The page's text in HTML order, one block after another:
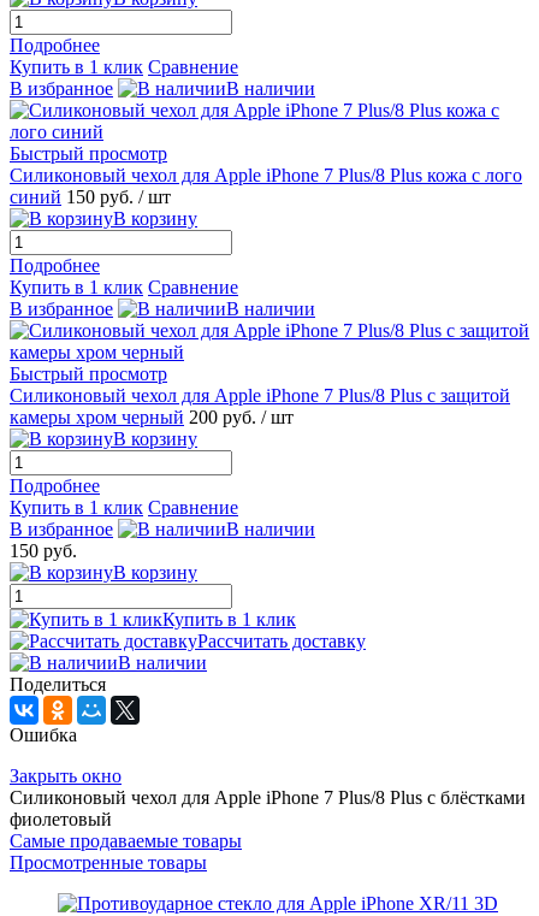
Подробнее
Купить в 1 клик Сравнение
В избранное
В наличии
Быстрый просмотр
Силиконовый чехол для Apple iPhone 7 Plus/8 Plus кожа с лого
синий 150 руб. / шт
В корзину
Подробнее
Купить в 1 клик Сравнение
В избранное
В наличии
Быстрый просмотр
Силиконовый чехол для Apple iPhone 7 Plus/8 Plus с защитой
камеры хром черный 200 руб. / шт
В корзину
Подробнее
Купить в 1 клик Сравнение
В избранное
В наличии
150 руб.
В корзину
Купить в 1 клик
Рассчитать доставку
В наличии
Поделиться
Ошибка
Закрыть окно
Силиконовый чехол для Apple iPhone 7 Plus/8 Plus с блёстками
фиолетовый
Самые продаваемые товары
Просмотренные товары